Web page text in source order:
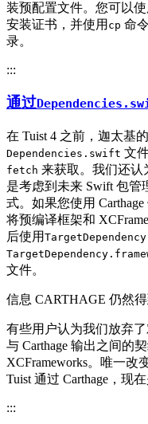
装预配置文件。您可以使
安装证书，并使用 cp 命
录。
:::
通过
在 Tuist 4 之前，迦太基
Dependencies.swift 文
fetch 来获取。我们还认
是考虑到未来 Swift 包
式。如果您使用
将预编译框架和
后使用
文件。
信息 CARTHAGE 仍然
有些用户认为我们放弃了
与 Carthage 输出之间的
XCFrameworks。唯一改
Tuist 通过 Carthage，现在
:::